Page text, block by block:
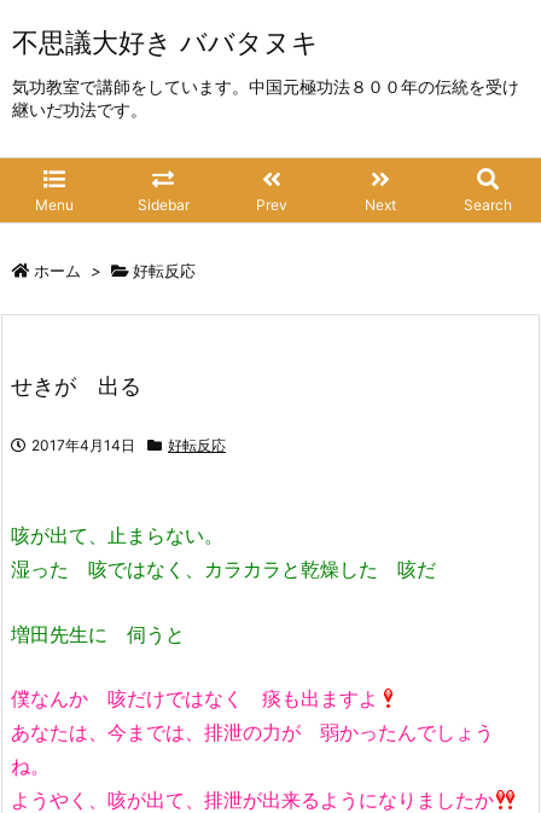
不思議大好き ババタヌキ
気功教室で講師をしています。中国元極功法８００年の伝統を受け
継いだ功法です。
Menu Sidebar Prev Next Search
ホーム > 好転反応
せきが 出る
2017年4月14日 好転反応
咳が出て、止まらない。
湿った 咳ではなく、カラカラと乾燥した 咳だ
増田先生に 伺うと
僕なんか 咳だけではなく 痰も出ますよ
あなたは、今までは、排泄の力が 弱かったんでしょう
ね。
ようやく、咳が出て、排泄が出来るようになりましたか